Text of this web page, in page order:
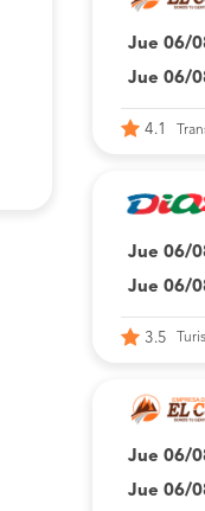
Jue 06/
Jue 06/
4.1
Jue 06/
Jue 06/
3.5
Jue 06/
Jue 06/